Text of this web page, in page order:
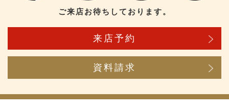
ご来店お待ちしております。
来店予約
資料請求